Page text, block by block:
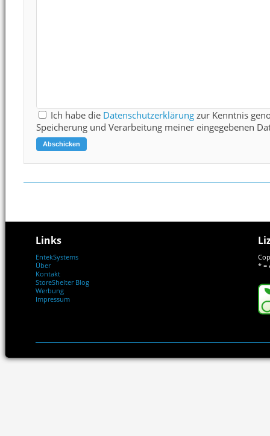
Ich habe die Datenschutzerklärung zur Kenntnis
Speicherung und Verarbeitung meiner eingegebenen
Links
EntekSystems
Über
Kontakt
StoreShelter Blog
Werbung
Impressum
* =